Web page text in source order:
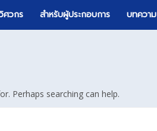
ศวกร สำหรับผู้ประกอบการ บทความ
Perhaps searching can help.